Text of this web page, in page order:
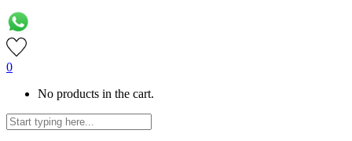
0
No products in the cart.